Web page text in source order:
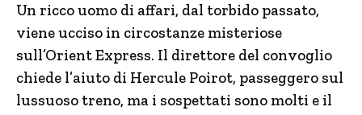
Un ricco uomo di affari, dal torbido passato,
viene ucciso in circostanze misteriose
sull’Orient Express. Il direttore del convoglio
chiede l’aiuto di Hercule Poirot, passeggero sul
lussuoso treno, ma i sospettati sono molti e il